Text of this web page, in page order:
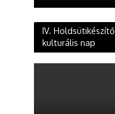
IV.
kulturális nap